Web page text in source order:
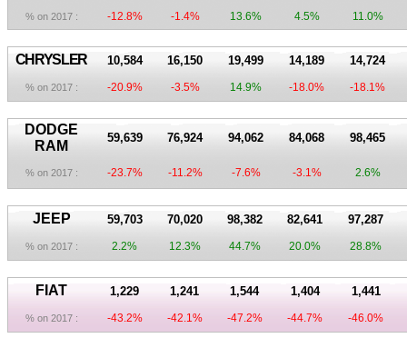
% on 2017 : -12.8% -1.4% 13.6% 4.5% 11.0%
CHRYSLER 10,584 16,150 19,499 14,189 14,724
% on 2017 : -20.9% -3.5% 14.9% -18.0% -18.1%
DODGE
RAM
59,639 76,924 94,062 84,068 98,465
% on 2017 : -23.7% -11.2% -7.6% -3.1% 2.6%
JEEP 59,703 70,020 98,382 82,641 97,287
% on 2017 : 2.2% 12.3% 44.7% 20.0% 28.8%
FIAT 1,229 1,241 1,544 1,404 1,441
% on 2017 : -43.2% -42.1% -47.2% -44.7% -46.0%